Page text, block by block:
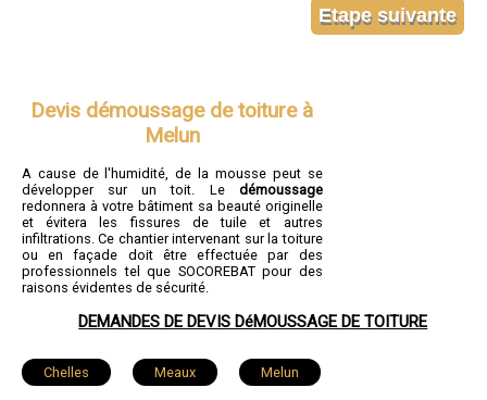
Devis démoussage de toiture à
Melun
A cause de l'humidité, de la mousse peut se
développer sur un toit. Le démoussage
redonnera à votre bâtiment sa beauté originelle
et évitera les fissures de tuile et autres
infiltrations. Ce chantier intervenant sur la toiture
ou en façade doit être effectuée par des
professionnels tel que SOCOREBAT pour des
raisons évidentes de sécurité.
DEMANDES DE DEVIS DéMOUSSAGE DE TOITURE
Chelles Meaux Melun